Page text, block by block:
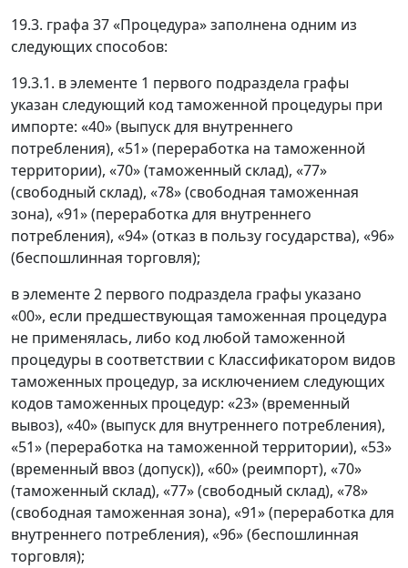
19.3. графа 37 «Процедура» заполнена одним из
следующих способов:
19.3.1. в элементе 1 первого подраздела графы
указан следующий код таможенной процедуры при
импорте: «40» (выпуск для внутреннего
потребления), «51» (переработка на таможенной
территории), «70» (таможенный склад), «77»
(свободный склад), «78» (свободная таможенная
зона), «91» (переработка для внутреннего
потребления), «94» (отказ в пользу государства), «96»
(беспошлинная торговля);
в элементе 2 первого подраздела графы указано
«00», если предшествующая таможенная процедура
не применялась, либо код любой таможенной
процедуры в соответствии с Классификатором видов
таможенных процедур, за исключением следующих
кодов таможенных процедур: «23» (временный
вывоз), «40» (выпуск для внутреннего потребления),
«51» (переработка на таможенной территории), «53»
(временный ввоз (допуск)), «60» (реимпорт), «70»
(таможенный склад), «77» (свободный склад), «78»
(свободная таможенная зона), «91» (переработка для
внутреннего потребления), «96» (беспошлинная
торговля);